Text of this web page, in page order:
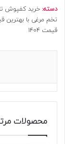
دسته: خرید کفپوش
تخم مرغی با بهترین
قیمت 1404
محصولات